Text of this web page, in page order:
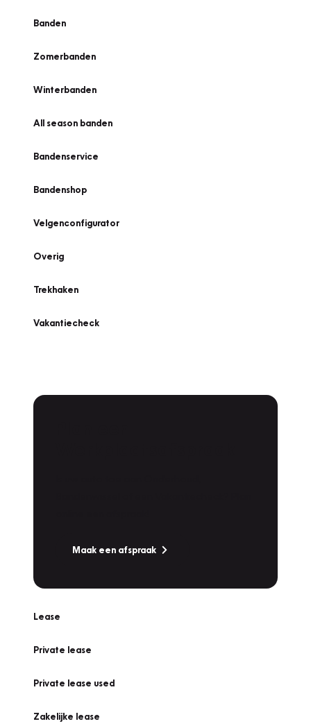
Banden
Zomerbanden
Winterbanden
All season banden
Bandenservice
Bandenshop
Velgenconfigurator
Overig
Trekhaken
Vakantiecheck
Maak een afspraak
Lease
Private lease
Private lease used
Zakelijke lease